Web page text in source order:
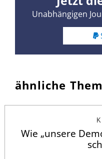
Unabhängigen
ähnliche
Wie „unsere